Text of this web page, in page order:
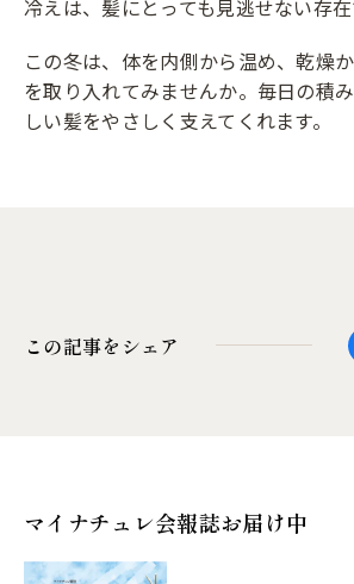
冷えは、髪にとっても見逃せない存在
この冬は、体を内側から温め、乾燥
を取り入れてみませんか。毎日の積
しい髪をやさしく支えてくれます。
この記事をシェア
マイナチュレ会報誌お届け中